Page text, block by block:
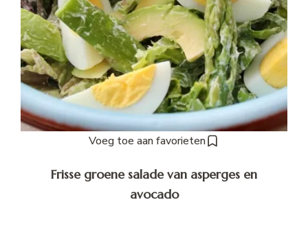
Voeg toe aan favorieten
Frisse groene salade van asperges en
avocado